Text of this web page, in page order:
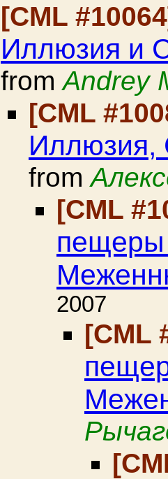
[CML
Иллюзия и
fromAndrey
[CML
Иллюзия,
from
[CML
2007
[CML